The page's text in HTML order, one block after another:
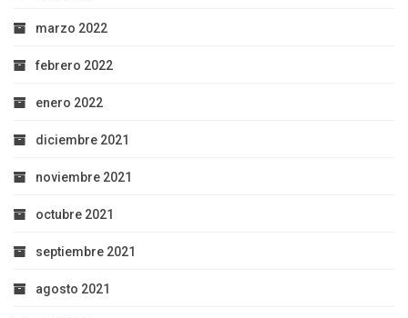
marzo 2022
febrero 2022
enero 2022
diciembre 2021
noviembre 2021
octubre 2021
septiembre 2021
agosto 2021